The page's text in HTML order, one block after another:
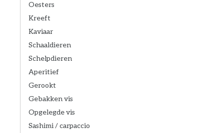
Oesters
Kreeft
Kaviaar
Schaaldieren
Schelpdieren
Aperitief
Gerookt
Gebakken vis
Opgelegde vis
Sashimi / carpaccio